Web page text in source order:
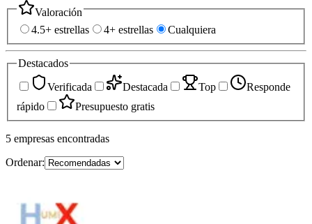
Valoración
4.5+ estrellas
4+ estrellas Cualquiera
Destacados
Verificada
Destacada Top
Responde
rápido
Presupuesto gratis
5 empresas encontradas
Ordenar: